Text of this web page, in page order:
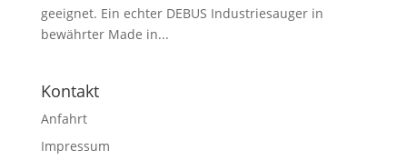
geeignet. Ein echter DEBUS Industriesauger in
bewährter Made in...
Kontakt
Anfahrt
Impressum